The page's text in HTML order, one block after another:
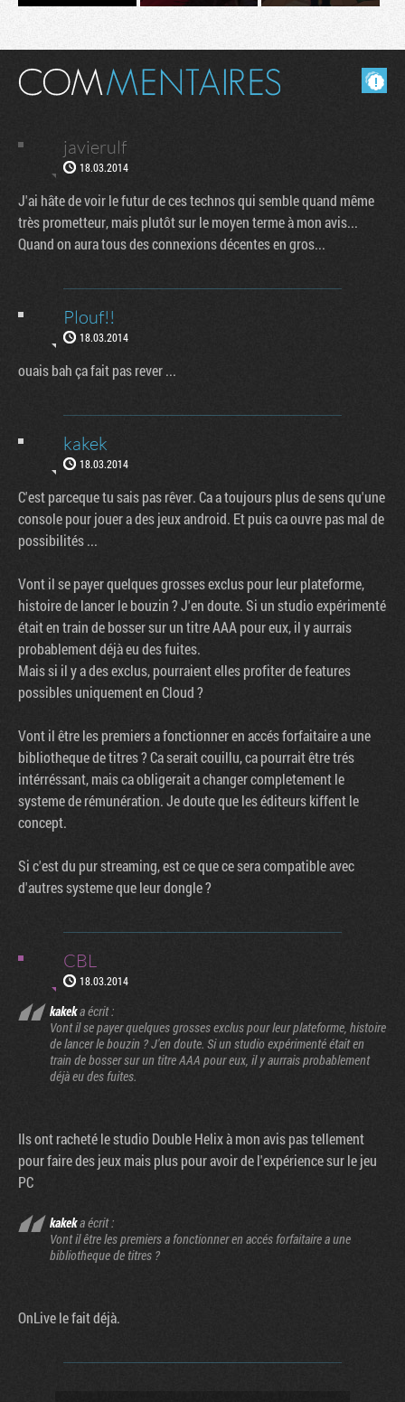
Masquer les commentaires lus.
javierulf
18.03.2014
J'ai hâte de voir le futur de ces technos qui semble quand même
très prometteur, mais plutôt sur le moyen terme à mon avis...
Quand on aura tous des connexions décentes en gros...
Plouf!!
18.03.2014
ouais bah ça fait pas rever ...
kakek
18.03.2014
C'est parceque tu sais pas rêver. Ca a toujours plus de sens qu'une
console pour jouer a des jeux android. Et puis ca ouvre pas mal de
possibilités ...
Vont il se payer quelques grosses exclus pour leur plateforme,
histoire de lancer le bouzin ? J'en doute. Si un studio expérimenté
était en train de bosser sur un titre AAA pour eux, il y aurrais
probablement déjà eu des fuites.
Mais si il y a des exclus, pourraient elles profiter de features
possibles uniquement en Cloud ?
Vont il être les premiers a fonctionner en accés forfaitaire a une
bibliotheque de titres ? Ca serait couillu, ca pourrait être trés
intérréssant, mais ca obligerait a changer completement le
systeme de rémunération. Je doute que les éditeurs kiffent le
concept.
Si c'est du pur streaming, est ce que ce sera compatible avec
d'autres systeme que leur dongle ?
CBL
18.03.2014
kakeka écrit :
Vont il se payer quelques grosses exclus pour leur plateforme, histoire
de lancer le bouzin ? J'en doute. Si un studio expérimenté était en
train de bosser sur un titre AAA pour eux, il y aurrais probablement
déjà eu des fuites.
Ils ont racheté le studio Double Helix à mon avis pas tellement
pour faire des jeux mais plus pour avoir de l'expérience sur le jeu
PC
kakeka écrit :
Vont il être les premiers a fonctionner en accés forfaitaire a une
bibliotheque de titres ?
OnLive le fait déjà.